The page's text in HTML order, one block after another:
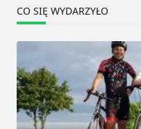
CO SIĘ WYDARZYŁO